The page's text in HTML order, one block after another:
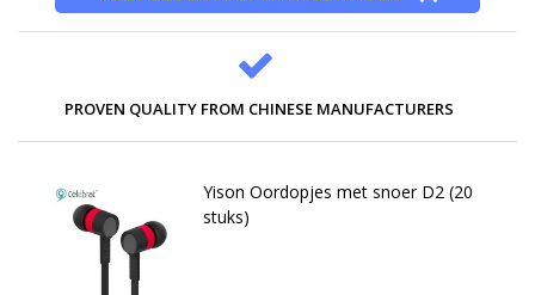
PROVEN QUALITY FROM CHINESE MANUFACTURERS
Yison Oordopjes met snoer D2 (20
stuks)